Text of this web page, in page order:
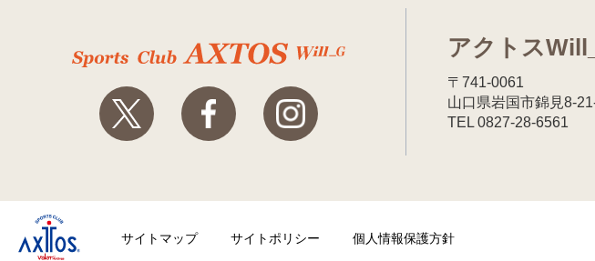
アクトス
〒741-0061
山口県岩国市錦見8-
TEL 0827-28-6561
サイトマップ サイトポリシー 個人情報保護方針